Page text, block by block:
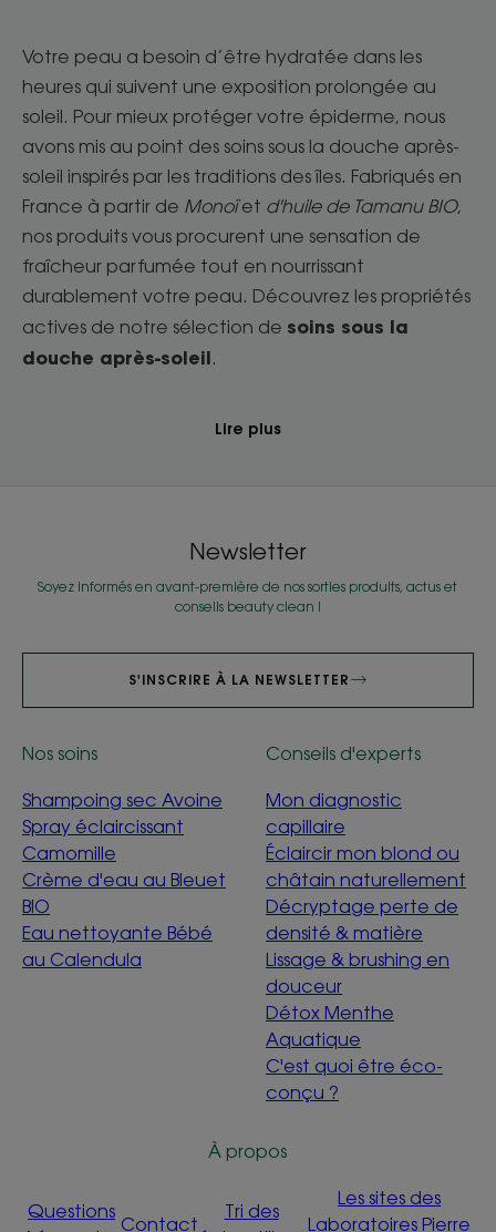
Votre peau a besoin d’être hydratée dans les
heures qui suivent une exposition prolongée au
soleil. Pour mieux protéger votre épiderme, nous
avons mis au point des soins sous la douche après-
soleil inspirés par les traditions des îles. Fabriqués en
France à partir de Monoïet d'huile de Tamanu BIO,
nos produits vous procurent une sensation de
fraîcheur parfumée tout en nourrissant
durablement votre peau. Découvrez les propriétés
actives de notre sélection de soins sous la
douche après-soleil.
Lire plus
Newsletter
Soyez informés en avant-première de nos sorties produits, actus et
conseils beauty clean !
S'INSCRIRE À LA NEWSLETTER
Nos soins
Shampoing sec Avoine
Spray éclaircissant
Camomille
Crème d'eau au Bleuet
BIO
Eau nettoyante Bébé
au Calendula
Conseils d'experts
Mon diagnostic
capillaire
Éclaircir mon blond ou
châtain naturellement
Décryptage perte de
densité & matière
Lissage & brushing en
douceur
Détox Menthe
Aquatique
C'est quoi être éco-
conçu ?
À propos
Questions
Contact
Tri des
Les sites des
Laboratoires Pierre